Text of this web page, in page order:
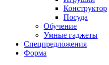
Конструктор
Посуда
Обучение
Умные гаджеты
Спецпредложения
Форма